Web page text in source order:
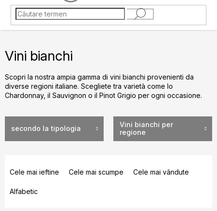
Vini bianchi
Scopri la nostra ampia gamma di vini bianchi provenienti da
diverse regioni italiane. Scegliete tra varietà come lo
Chardonnay, il Sauvignon o il Pinot Grigio per ogni occasione.
secondo la tipologia
Vini bianchi per
regione
e
e
Cele mai ieftine Cele mai scumpe Cele mai vândute
Alfabetic